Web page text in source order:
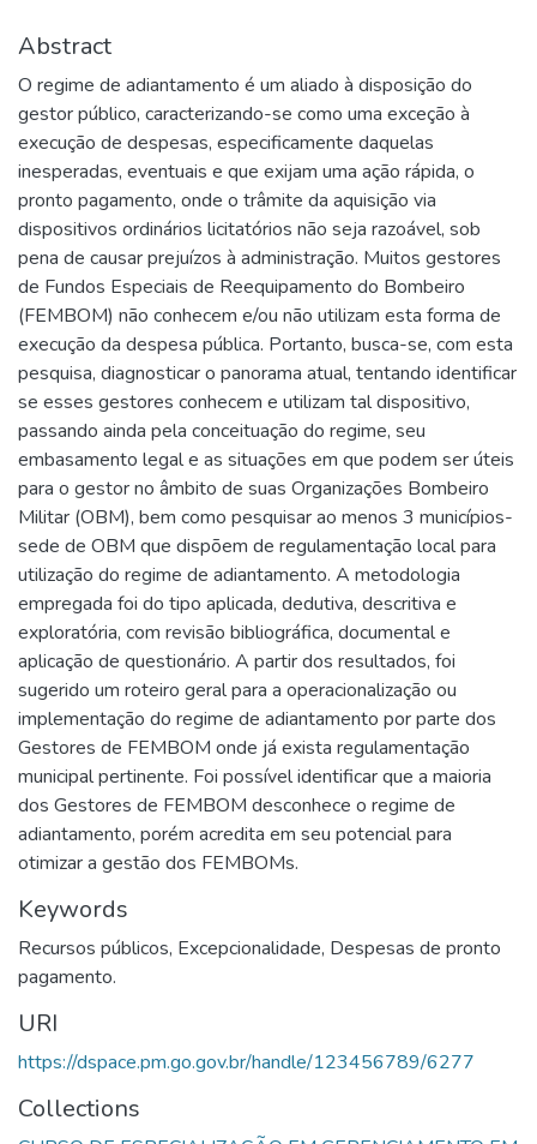
Abstract
O regime de adiantamento é um aliado à disposição do
gestor público, caracterizando-se como uma exceção à
execução de despesas, especificamente daquelas
inesperadas, eventuais e que exijam uma ação rápida, o
pronto pagamento, onde o trâmite da aquisição via
dispositivos ordinários licitatórios não seja razoável, sob
pena de causar prejuízos à administração. Muitos gestores
de Fundos Especiais de Reequipamento do Bombeiro
(FEMBOM) não conhecem e/ou não utilizam esta forma de
execução da despesa pública. Portanto, busca-se, com esta
pesquisa, diagnosticar o panorama atual, tentando identificar
se esses gestores conhecem e utilizam tal dispositivo,
passando ainda pela conceituação do regime, seu
embasamento legal e as situações em que podem ser úteis
para o gestor no âmbito de suas Organizações Bombeiro
Militar (OBM), bem como pesquisar ao menos 3 municípios-
sede de OBM que dispõem de regulamentação local para
utilização do regime de adiantamento. A metodologia
empregada foi do tipo aplicada, dedutiva, descritiva e
exploratória, com revisão bibliográfica, documental e
aplicação de questionário. A partir dos resultados, foi
sugerido um roteiro geral para a operacionalização ou
implementação do regime de adiantamento por parte dos
Gestores de FEMBOM onde já exista regulamentação
municipal pertinente. Foi possível identificar que a maioria
dos Gestores de FEMBOM desconhece o regime de
adiantamento, porém acredita em seu potencial para
otimizar a gestão dos FEMBOMs.
Keywords
Recursos públicos, Excepcionalidade, Despesas de pronto
pagamento.
URI
https://dspace.pm.go.gov.br/handle/123456789/6277
Collections